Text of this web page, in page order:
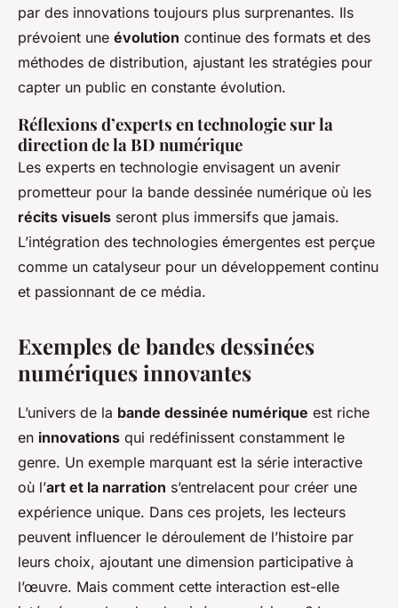
par des innovations toujours plus surprenantes. Ils
prévoient une évolution continue des formats et des
méthodes de distribution, ajustant les stratégies pour
capter un public en constante évolution.
Réflexions d’experts en technologie sur la
direction de la BD numérique
Les experts en technologie envisagent un avenir
prometteur pour la bande dessinée numérique où les
récits visuels seront plus immersifs que jamais.
L’intégration des technologies émergentes est perçue
comme un catalyseur pour un développement continu
et passionnant de ce média.
Exemples de bandes dessinées
numériques innovantes
L’univers de la bande dessinée numérique est riche
en innovations qui redéfinissent constamment le
genre. Un exemple marquant est la série interactive
où l’art et la narration s’entrelacent pour créer une
expérience unique. Dans ces projets, les lecteurs
peuvent influencer le déroulement de l’histoire par
leurs choix, ajoutant une dimension participative à
l’œuvre. Mais comment cette interaction est-elle